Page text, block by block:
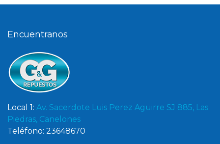
Encuentranos
Local 1: Av. Sacerdote Luis Perez Aguirre SJ 885, Las
Piedras, Canelones
Teléfono: 23648670